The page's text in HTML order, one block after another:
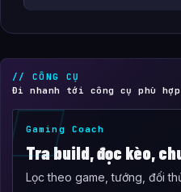
// CÔNG CỤ
Đi nhanh tới công cụ phù hợp
Gaming Coach
Tra build, đọc kèo,
Lọc theo game, tướng, đối